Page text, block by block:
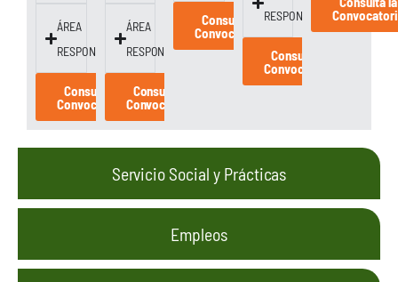
Servicio Social y Prácticas
Empleos
ÁREA
RESPONSABLE
Consulta la
Convocatoria
ÁREA
RESPONSABLE
Consulta la
Convocatoria
Consulta la
Convocatoria
RESPONSABLE
Consulta la
Convocatoria